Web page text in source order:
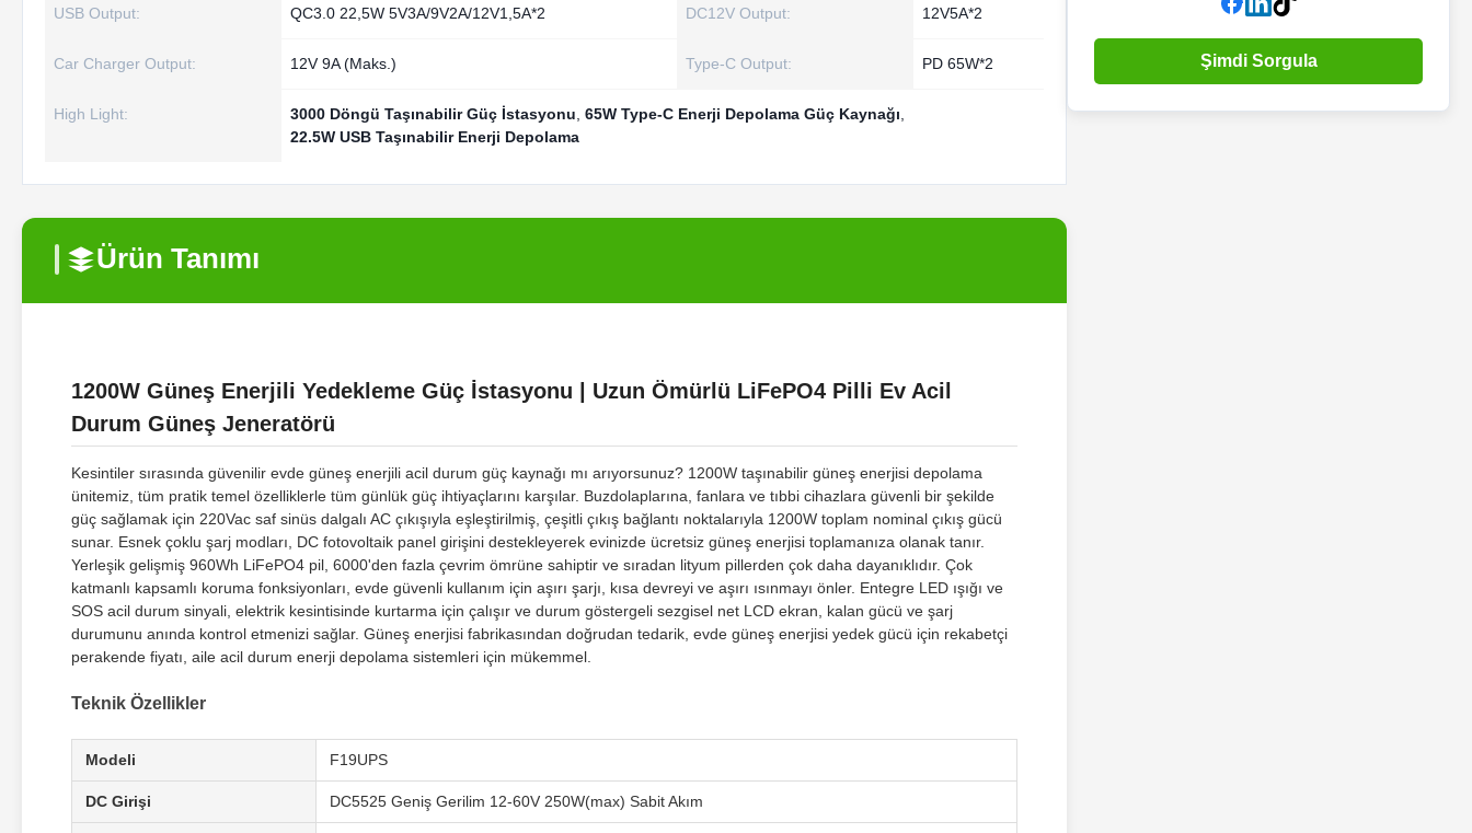
USB Output: QC3.0 22,5W 5V3A/9V2A/12V1,5A*2 DC12V Output: 12V5A*2
Car Charger Output: 12V 9A (Maks.) Type-C Output: PD 65W*2
High Light: 3000 Döngü Taşınabilir Güç İstasyonu 65W Type-C Enerji Depolama Güç Kaynağı
22.5W USB Taşınabilir Enerji Depolama
Ürün Tanımı
1200W Güneş Enerjili Yedekleme Güç İstasyonu | Uzun Ömürlü LiFePO4 Pilli Ev Acil
Durum Güneş Jeneratörü
Kesintiler sırasında güvenilir evde güneş enerjili acil durum güç kaynağı mı arıyorsunuz? 1200W taşınabilir güneş enerjisi depolama
ünitemiz, tüm pratik temel özelliklerle tüm günlük güç ihtiyaçlarını karşılar. Buzdolaplarına, fanlara ve tıbbi cihazlara güvenli bir şekilde
güç sağlamak için 220Vac saf sinüs dalgalı AC çıkışıyla eşleştirilmiş, çeşitli çıkış bağlantı noktalarıyla 1200W toplam nominal çıkış gücü
sunar. Esnek çoklu şarj modları, DC fotovoltaik panel girişini destekleyerek evinizde ücretsiz güneş enerjisi toplamanıza olanak tanır.
Yerleşik gelişmiş 960Wh LiFePO4 pil, 6000'den fazla çevrim ömrüne sahiptir ve sıradan lityum pillerden çok daha dayanıklıdır. Çok
katmanlı kapsamlı koruma fonksiyonları, evde güvenli kullanım için aşırı şarjı, kısa devreyi ve aşırı ısınmayı önler. Entegre LED ışığı ve
SOS acil durum sinyali, elektrik kesintisinde kurtarma için çalışır ve durum göstergeli sezgisel net LCD ekran, kalan gücü ve şarj
durumunu anında kontrol etmenizi sağlar. Güneş enerjisi fabrikasından doğrudan tedarik, evde güneş enerjisi yedek gücü için rekabetçi
perakende fiyatı, aile acil durum enerji depolama sistemleri için mükemmel.
Teknik Özellikler
Modeli F19UPS
DC Girişi DC5525 Geniş Gerilim 12-60V 250W(max) Sabit Akım
Şimdi Sorgula